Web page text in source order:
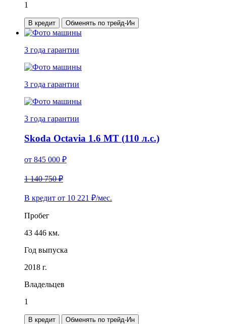
1
В кредит Обменять по трейд-Ин
3 года гарантии
3 года гарантии
3 года гарантии
Skoda Octavia 1.6 MT (110 л.с.)
от 845 000 ₽
1 140 750 ₽
В кредит от 10 221 ₽/мес.
Пробег
43 446 км.
Год выпуска
2018 г.
Владельцев
1
В кредит Обменять по трейд-Ин